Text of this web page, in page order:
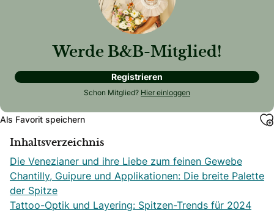
Werde B&B-Mitglied!
Registrieren
Schon Mitglied? Hier einloggen
Als Favorit speichern
Inhaltsverzeichnis
Die Venezianer und ihre Liebe zum feinen Gewebe
Chantilly, Guipure und Applikationen: Die breite Palette
der Spitze
Tattoo-Optik und Layering: Spitzen-Trends für 2024